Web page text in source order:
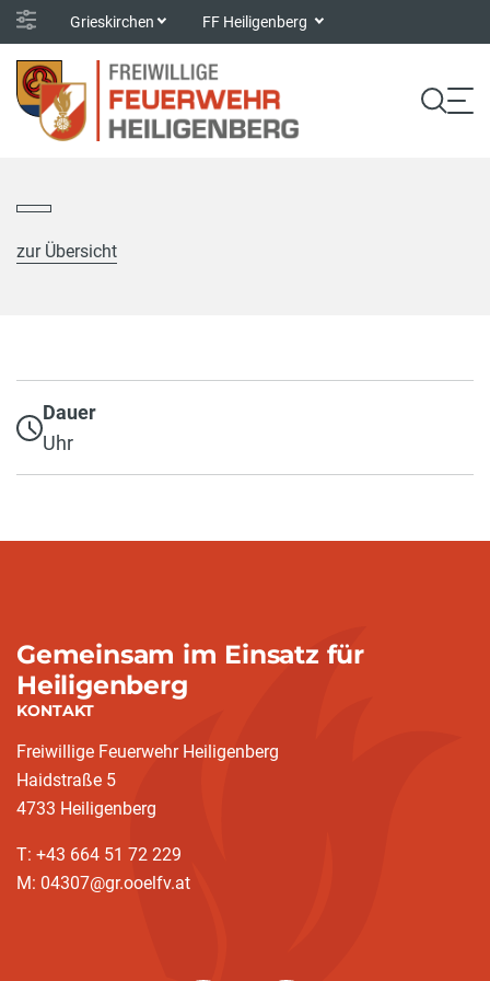
Grieskirchen FF Heiligenberg
zur Übersicht
Dauer
Uhr
Gemeinsam im Einsatz für
Heiligenberg
KONTAKT
Freiwillige Feuerwehr Heiligenberg
Haidstraße 5
4733 Heiligenberg
T: +43 664 51 72 229
M: 04307@gr.ooelfv.at